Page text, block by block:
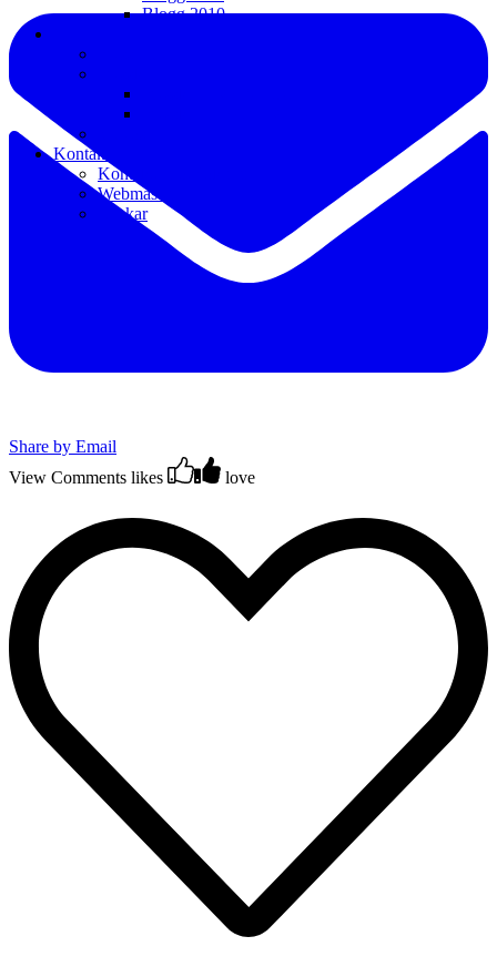
Share by Email
View Comments likes love
Blogg 2010
Kontakt
Kontakt/Info/Bokning
Webmaster
Länkar